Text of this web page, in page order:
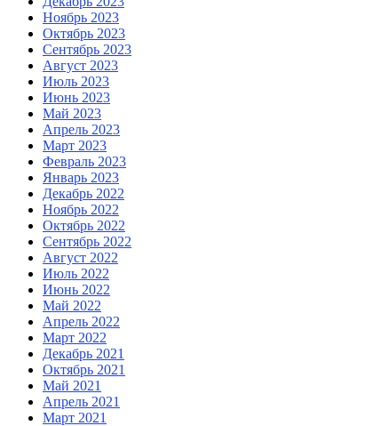
Ноябрь 2023
Октябрь 2023
Сентябрь 2023
Август 2023
Июль 2023
Июнь 2023
Май 2023
Апрель 2023
Март 2023
Февраль 2023
Январь 2023
Декабрь 2022
Ноябрь 2022
Октябрь 2022
Сентябрь 2022
Август 2022
Июль 2022
Июнь 2022
Май 2022
Апрель 2022
Март 2022
Декабрь 2021
Октябрь 2021
Май 2021
Апрель 2021
Март 2021